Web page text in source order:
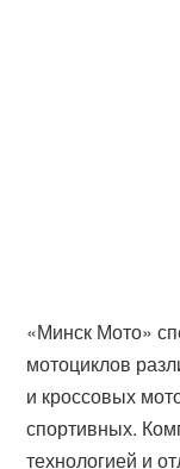
«Минск Мото»
мотоциклов
и кроссовых
спортивных.
технологией и